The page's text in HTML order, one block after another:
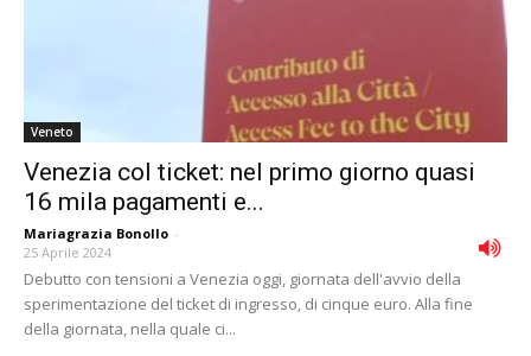
Veneto
Venezia col ticket: nel primo giorno quasi
16 mila pagamenti e...
Mariagrazia Bonollo -
25 Aprile 2024
Debutto con tensioni a Venezia oggi, giornata dell'avvio della
sperimentazione del ticket di ingresso, di cinque euro. Alla fine
della giornata, nella quale ci...